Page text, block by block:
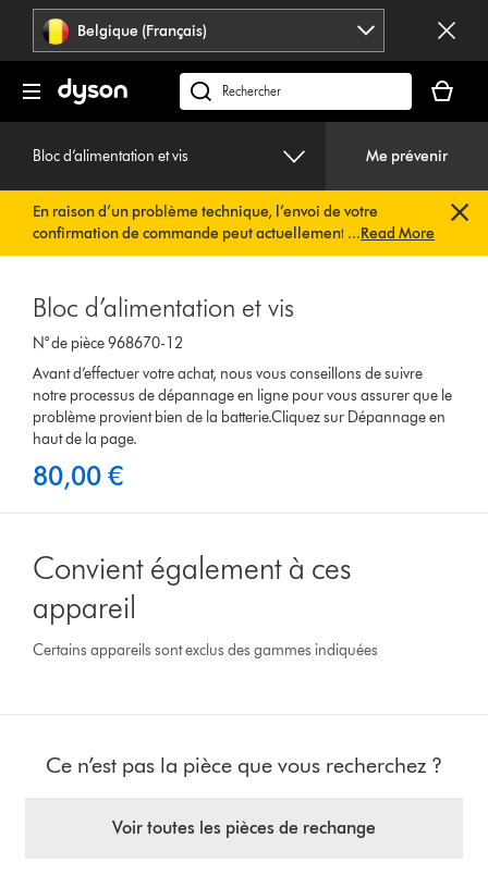
Sauter
pages
Belgique (Français)
Rechercher
des
panier
est
Bloc d’alimentation et vis Me prévenir
En raison d’un problème technique, l’envoi de votre
confirmation de commande peut actuellement être
retardé. Nous travaillons déjà à une solution rapide.Vous
commande vous sera envoyée automatiquement dans les
plus brefs délais.
...Read More
Bloc d’alimentation et vis
N° de pièce 968670-12
Avant d’effectuer votre achat, nous vous conseillons de suivre
notre processus de dépannage en ligne pour vous assurer que le
problème provient bien de la batterie.Cliquez sur Dépannage en
haut de la page.
80,00 €
Convient également à ces
appareil
Certains appareils sont exclus des gammes indiquées
Ce n’est pas la pièce que vous recherchez ?
Voir toutes les pièces de rechange